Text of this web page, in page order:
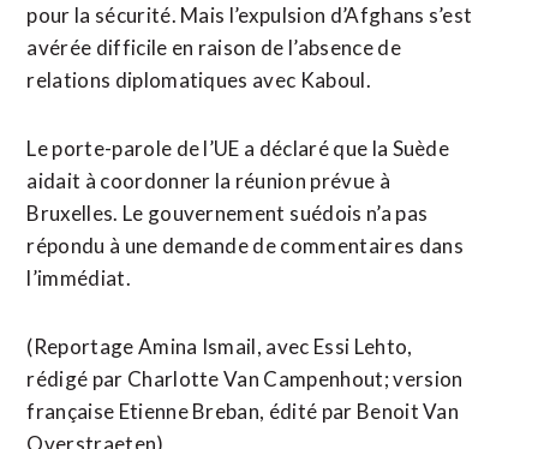
pour la sécurité. Mais l’expulsion d’Afghans s’est
avérée difficile en raison de l’absence de
relations diplomatiques avec Kaboul.
Le porte-parole de l’UE a déclaré que la Suède
aidait à coordonner la réunion prévue à
Bruxelles. Le gouvernement ⁠suédois n’a pas
répondu à une demande de commentaires dans
l’immédiat.
(Reportage Amina Ismail, avec Essi Lehto,
rédigé par ​Charlotte Van Campenhout; version
française Etienne Breban, édité ​par Benoit Van
Overstraeten)